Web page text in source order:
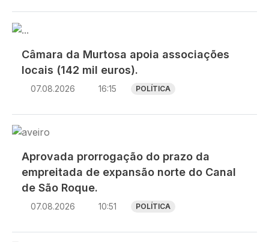
Imagem
Câmara da Murtosa apoia associações
locais (142 mil euros).
07.08.2026 16:15 POLÍTICA
Imagem
Aprovada prorrogação do prazo da
empreitada de expansão norte do Canal
de São Roque.
07.08.2026 10:51 POLÍTICA